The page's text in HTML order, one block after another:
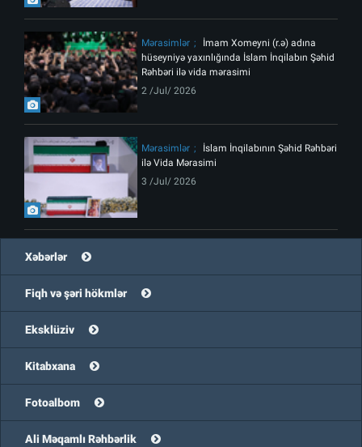
Mərasimlər
İmam Xomeyni (r.ə) adına
hüseyniyə yaxınlığında İslam İnqilabın Şəhid
Rəhbəri ilə vida mərasimi
2 /Jul/ 2026
Mərasimlər
İslam İnqilabının Şəhid Rəhbəri
ilə Vida Mərasimi
3 /Jul/ 2026
Xəbərlər
Fiqh və şəri hökmlər
Eksklüziv
Kitabxana
Fotoalbom
Ali Məqamlı Rəhbərlik